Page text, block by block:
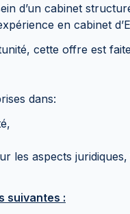
d’un cabinet
en cabinet
cette offre est
dans:
les aspects
suivantes :